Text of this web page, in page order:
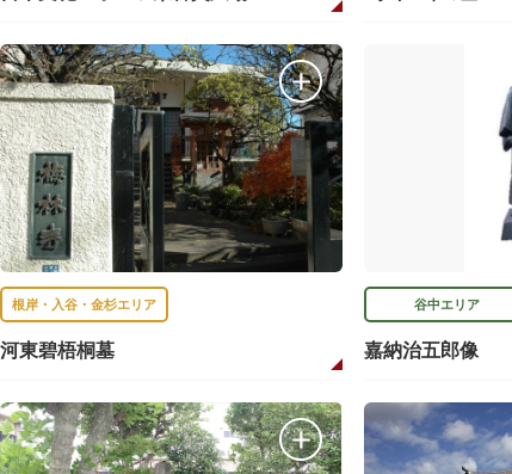
根岸・入谷・金杉エリア
河東碧梧桐墓
谷中エリア
嘉納治五郎像